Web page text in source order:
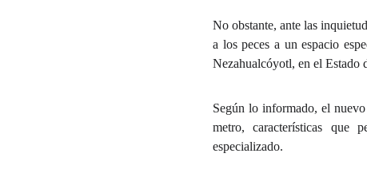
No obstante, ante las
a los peces a un espacio
Nezahualcóyotl, en el Estado
Según lo informado, el
metro, características que
especializado.